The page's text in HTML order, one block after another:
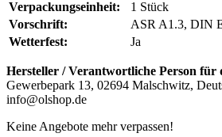
Verpackungseinheit:
1 Stück
Vorschrift:
ASR A1.3, DIN
Wetterfest:
Ja
Hersteller / Verantwortliche Person für
Gewerbepark 13, 02694 Malschwitz,
info@olshop.de
Keine Angebote mehr verpassen!